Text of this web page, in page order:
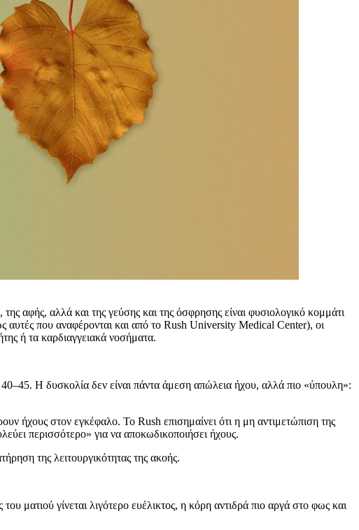
αφής, αλλά και της γεύσης και της όσφρησης είναι φυσιολογικό κομμάτι
αυτές που αναφέρονται και από το Rush University Medical Center), οι
ή τα καρδιαγγειακά νοσήματα.
Η δυσκολία δεν είναι πάντα άμεση απώλεια ήχου, αλλά πιο «ύπουλη»:
ήχους στον εγκέφαλο. Το Rush επισημαίνει ότι η μη αντιμετώπιση της
περισσότερο» για να αποκωδικοποιήσει ήχους.
της λειτουργικότητας της ακοής.
ματιού γίνεται λιγότερο ευέλικτος, η κόρη αντιδρά πιο αργά στο φως και